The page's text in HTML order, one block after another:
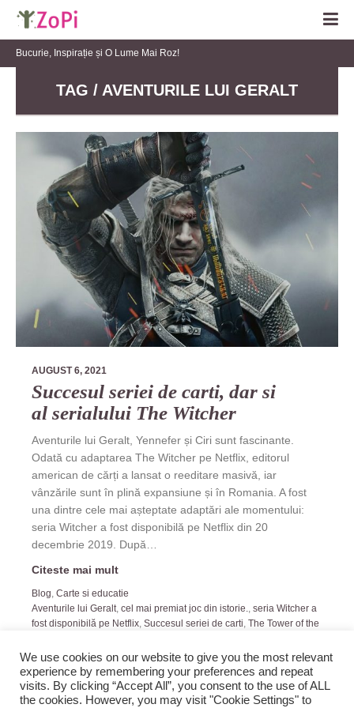
Bucurie, Inspirație și O Lume Mai Roz!
TAG / AVENTURILE LUI GERALT
AUGUST 6, 2021
Succesul seriei de carti, dar si
al serialului The Witcher
Aventurile lui Geralt, Yennefer și Ciri sunt fascinante.
Odată cu adaptarea The Witcher pe Netflix, editorul
american de cărți a lansat o reeditare masivă, iar
vânzările sunt în plină expansiune și în Romania. A fost
una dintre cele mai așteptate adaptări ale momentului:
seria Witcher a fost disponibilă pe Netflix din 20
decembrie 2019. După…
Citeste mai mult
Blog, Carte si educatie
Aventurile lui Geralt, cel mai premiat joc din istorie., seria Witcher a
fost disponibilă pe Netflix, Succesul seriei de carti, The Tower of the
We use cookies on our website to give you the most relevant
experience by remembering your preferences and repeat
visits. By clicking “Accept All”, you consent to the use of ALL
the cookies. However, you may visit "Cookie Settings" to